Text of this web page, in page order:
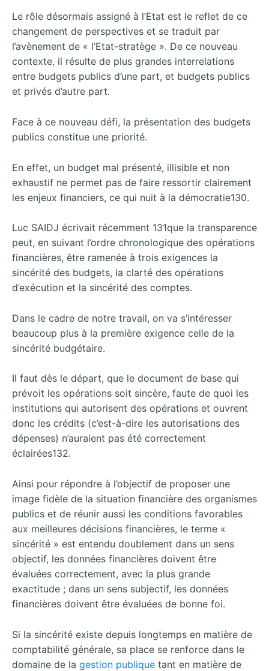
Le rôle désormais assigné à l’Etat est le reflet de ce
changement de perspectives et se traduit par
l’avènement de « l’Etat-stratège ». De ce nouveau
contexte, il résulte de plus grandes interrelations
entre budgets publics d’une part, et budgets publics
et privés d’autre part.
Face à ce nouveau défi, la présentation des budgets
publics constitue une priorité.
En effet, un budget mal présenté, illisible et non
exhaustif ne permet pas de faire ressortir clairement
les enjeux financiers, ce qui nuit à la démocratie130.
Luc SAIDJ écrivait récemment 131que la transparence
peut, en suivant l’ordre chronologique des opérations
financières, être ramenée à trois exigences la
sincérité des budgets, la clarté des opérations
d’exécution et la sincérité des comptes.
Dans le cadre de notre travail, on va s’intéresser
beaucoup plus à la première exigence celle de la
sincérité budgétaire.
Il faut dès le départ, que le document de base qui
prévoit les opérations soit sincère, faute de quoi les
institutions qui autorisent des opérations et ouvrent
donc les crédits (c’est-à-dire les autorisations des
dépenses) n’auraient pas été correctement
éclairées132.
Ainsi pour répondre à l’objectif de proposer une
image fidèle de la situation financière des organismes
publics et de réunir aussi les conditions favorables
aux meilleures décisions financières, le terme «
sincérité » est entendu doublement dans un sens
objectif, les données financières doivent être
évaluées correctement, avec la plus grande
exactitude ; dans un sens subjectif, les données
financières doivent être évaluées de bonne foi.
Si la sincérité existe depuis longtemps en matière de
comptabilité générale, sa place se renforce dans le
domaine de la gestion publique tant en matière de